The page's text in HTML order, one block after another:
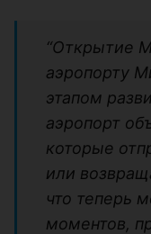
“Открытие
аэропорту
этапом
аэропорт
которые
или
что теперь
моментов,